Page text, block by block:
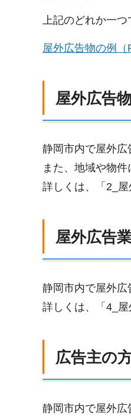
上記のどれか一つ
屋外広告物の例（
屋外広告
静岡市内で屋外広
また、地域や物
詳しくは、「2_
屋外広告
静岡市内で屋外
詳しくは、「4_屋
広告主の
静岡市内で屋外広